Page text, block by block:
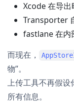
Xcode 在导出
Transporter
fastlane 在内
而现在，
物”。
上传工具不再假设
所有信息。